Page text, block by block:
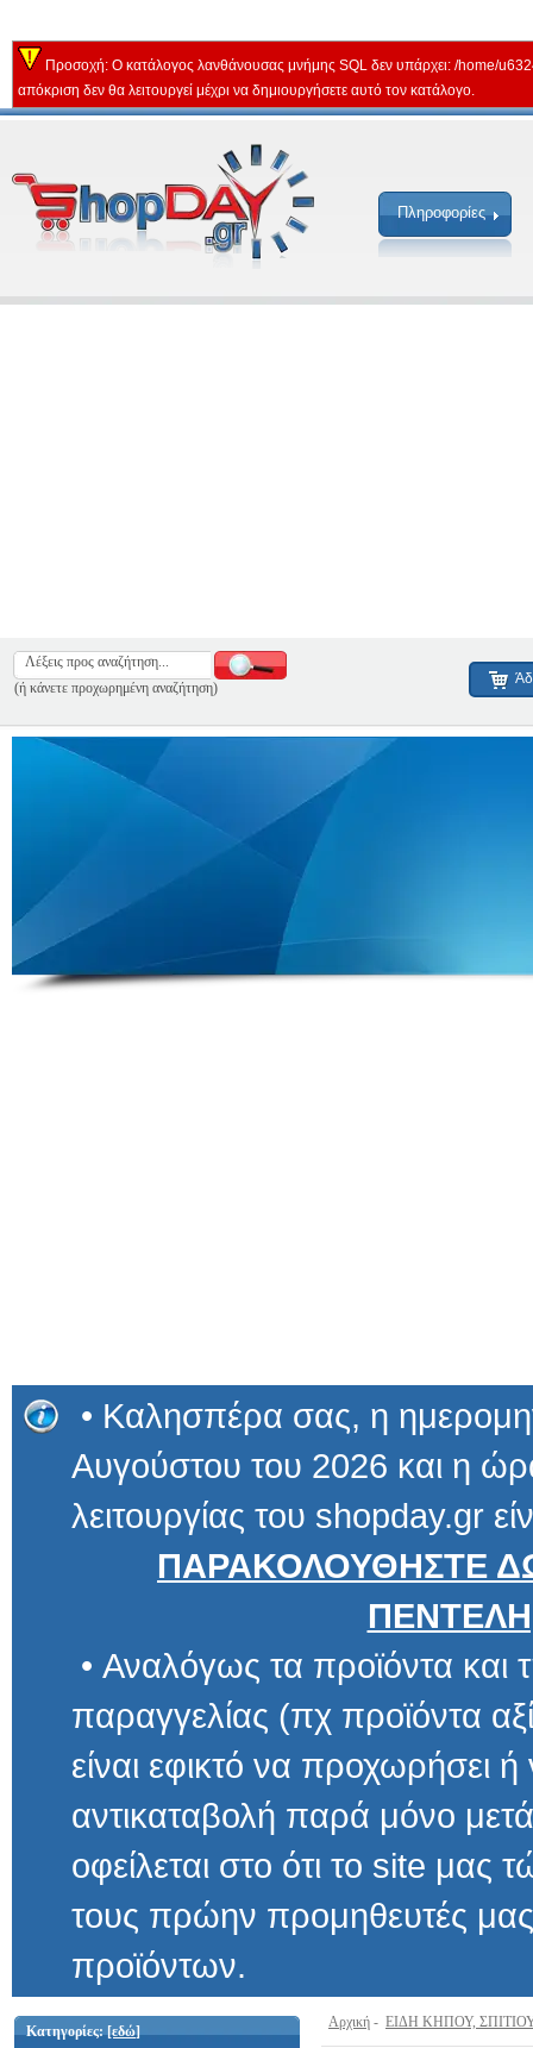
Προσοχή: Ο κατάλογος λανθάνουσας μνήμης SQL δεν υπάρχει: /home/
απόκριση δεν θα λειτουργεί μέχρι να δημιουργήσετε αυτό τον κατάλογο.
Πληροφορίες
(ή κάνετε προχωρημένη αναζήτηση)
• Καλησπέρα σας, η
Αυγούστου του 2026 και η
λειτουργίας του shopday.gr
ΠΑΡΑΚΟΛΟΥΘΗΣΤΕ
• Αναλόγως τα προϊόντα και
παραγγελίας (πχ προϊόντα αξίας
είναι εφικτό να προχωρήσει ή να
αντικαταβολή παρά μόνο μετά
οφείλεται στο ότι το site μας τώρα
τους πρώην προμηθευτές μας
προϊόντων.
Κατηγορίες:[εδώ]
Αρχική - ΕΙΔΗ ΚΗΠΟΥ,